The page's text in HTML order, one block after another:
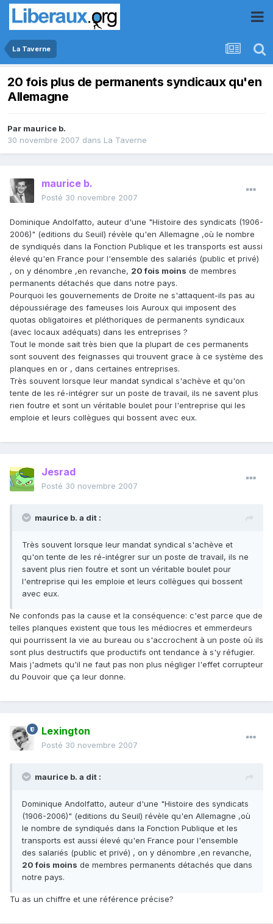
La Taverne
20 fois plus de permanents syndicaux qu'en
Allemagne
Par maurice b.
30 novembre 2007 dans La Taverne
maurice b.
Posté 30 novembre 2007
Dominique Andolfatto, auteur d'une "Histoire des syndicats (1906-
2006)" (editions du Seuil) révèle qu'en Allemagne ,où le nombre
de syndiqués dans la Fonction Publique et les transports est aussi
élevé qu'en France pour l'ensemble des salariés (public et privé)
, on y dénombre ,en revanche, 20 fois moins de membres
permanents détachés que dans notre pays.
Pourquoi les gouvernements de Droite ne s'attaquent-ils pas au
dépoussiérage des fameuses lois Auroux qui imposent des
quotas obligatoires et pléthoriques de permanents syndicaux
(avec locaux adéquats) dans les entreprises ?
Tout le monde sait très bien que la plupart de ces permanents
sont souvent des feignasses qui trouvent grace à ce système des
planques en or , dans certaines entreprises.
Très souvent lorsque leur mandat syndical s'achève et qu'on
tente de les ré-intégrer sur un poste de travail, ils ne savent plus
rien foutre et sont un véritable boulet pour l'entreprise qui les
emploie et leurs collègues qui bossent avec eux.
Jesrad
Posté 30 novembre 2007
maurice b. a dit :
Très souvent lorsque leur mandat syndical s'achève et
qu'on tente de les ré-intégrer sur un poste de travail, ils ne
savent plus rien foutre et sont un véritable boulet pour
l'entreprise qui les emploie et leurs collègues qui bossent
avec eux.
Ne confonds pas la cause et la conséquence: c'est parce que de
telles planques existent que tous les médiocres et emmerdeurs
qui pourrissent la vie au bureau ou s'accrochent à un poste où ils
sont plus destructifs que productifs ont tendance à s'y réfugier.
Mais j'admets qu'il ne faut pas non plus négliger l'effet corrupteur
du Pouvoir que ça leur donne.
Lexington
Posté 30 novembre 2007
maurice b. a dit :
Dominique Andolfatto, auteur d'une "Histoire des syndicats
(1906-2006)" (editions du Seuil) révèle qu'en Allemagne ,où
le nombre de syndiqués dans la Fonction Publique et les
transports est aussi élevé qu'en France pour l'ensemble
des salariés (public et privé) , on y dénombre ,en revanche,
20 fois moins de membres permanents détachés que dans
notre pays.
Tu as un chiffre et une référence précise?